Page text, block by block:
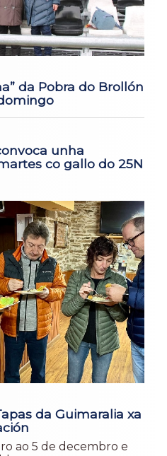
da Pobra do Brollón
unha
co gallo do 25N
da Guimaralia xa
ao 5 de decembro e